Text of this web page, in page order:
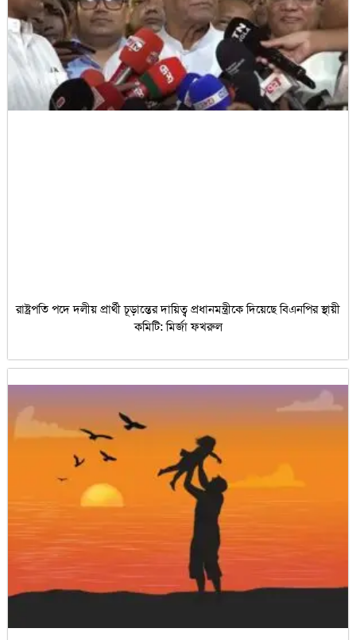
রাষ্ট্রপতি পদে দলীয় প্রার্থী চূড়ান্তের দায়িত্ব প্রধানমন্ত্রীকে দিয়েছে বিএনপির স্থায়ী
কমিটি: মির্জা ফখরুল